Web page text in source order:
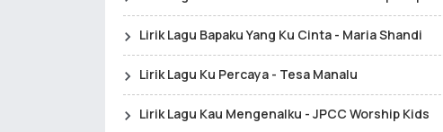
Lirik Lagu Bapaku Yang Ku Cinta - Maria Shandi
Lirik Lagu Ku Percaya - Tesa Manalu
Lirik Lagu Kau Mengenalku - JPCC Worship Kids